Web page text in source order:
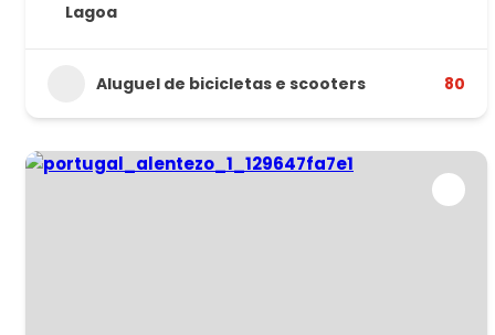
Lagoa
Aluguel de bicicletas e scooters 80